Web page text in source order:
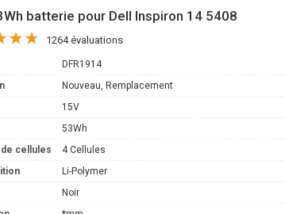
batterie pour Dell Inspiron 14 5408
1264 évaluations
DFR1914
Nouveau, Remplacement
15V
53Wh
cellules
4 Cellules
Li-Polymer
Noir